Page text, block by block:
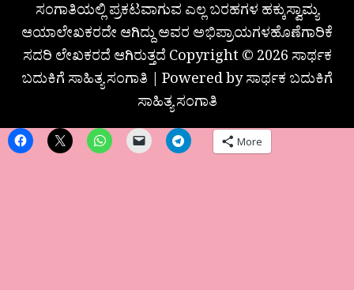
ಸಂಗಾತಿಯಲ್ಲಿ ಪ್ರಕಟವಾಗುವ ಎಲ್ಲ ಬರಹಗಳ ಹಕ್ಕುಸ್ವಾಮ್ಯ
ಆಯಾಲೇಖಕರದೇ ಆಗಿದ್ದು ಅವರ ಅಭಿಪ್ರಾಯಗಳಹೊಣೆಗಾರಿಕೆ
ಸದರಿ ಲೇಖಕರದೆ ಆಗಿರುತ್ತದೆ Copyright © 2026 ಸಾರ್ಥಕ
ಬದುಕಿಗೆ ಸಾಹಿತ್ಯ ಸಂಗಾತಿ | Powered by ಸಾರ್ಥಕ ಬದುಕಿಗೆ
ಸಾಹಿತ್ಯ ಸಂಗಾತಿ
More